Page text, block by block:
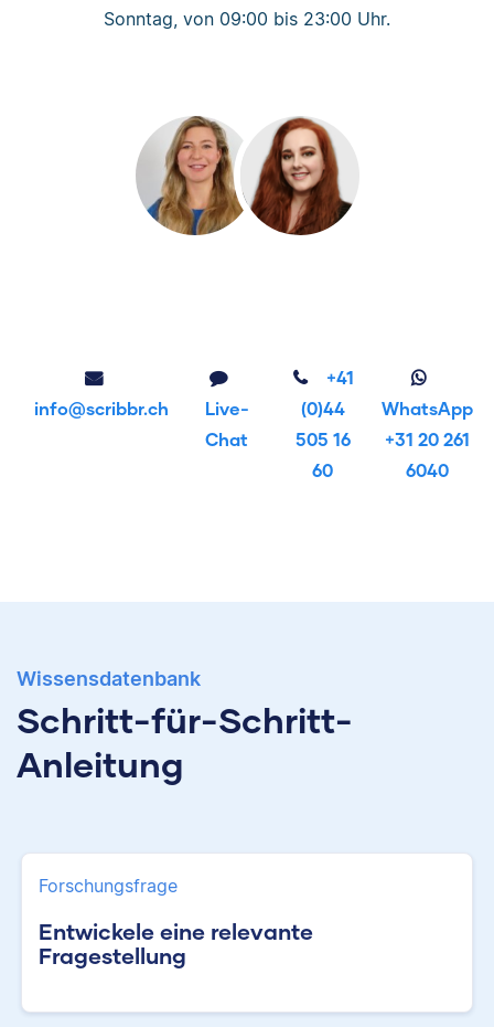
Sonntag, von 09:00 bis 23:00 Uhr.
info@scribbr.ch
Live-
Chat
+41
(0)44
505 16
60
WhatsApp
+31 20 261
6040
Wissensdatenbank
Schritt-für-Schritt-
Anleitung
Forschungsfrage
Entwickele eine relevante
Fragestellung